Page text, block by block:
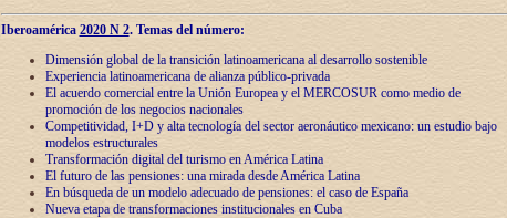
Iberoamérica 2020 N 2.Temas del número:
Dimensión global de la transición latinoamericana al desarrollo sostenible
Experiencia latinoamericana de alianza público-privada
El acuerdo comercial entre la Unión Europea y el MERCOSUR como medio de
promoción de los negocios nacionales
Competitividad, I+D y alta tecnología del sector aeronáutico mexicano: un estudio bajo
modelos estructurales
Transformación digital del turismo en América Latina
El futuro de las pensiones: una mirada desde América Latina
En búsqueda de un modelo adecuado de pensiones: el caso de España
Nueva etapa de transformaciones institucionales en Cuba